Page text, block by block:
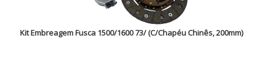
Kit Embreagem Fusca 1500/1600 73/ (C/Chapéu Chinês, 200mm)